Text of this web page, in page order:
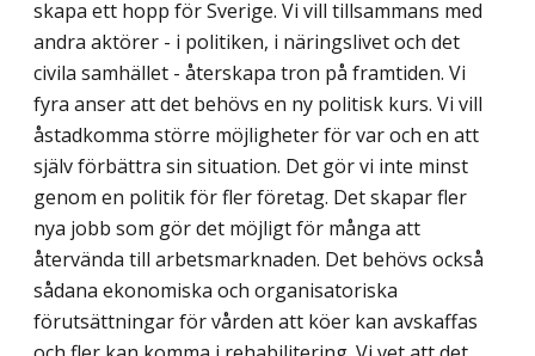
skapa ett hopp för Sverige. Vi vill tillsammans med
andra aktörer - i politiken, i näringslivet och det
civila samhället - återskapa tron på framtiden. Vi
fyra anser att det behövs en ny politisk kurs. Vi vill
åstadkomma större möjligheter för var och en att
själv förbättra sin situation. Det gör vi inte minst
genom en politik för fler företag. Det skapar fler
nya jobb som gör det möjligt för många att
återvända till arbetsmarknaden. Det behövs också
sådana ekonomiska och organisatoriska
förutsättningar för vården att köer kan avskaffas